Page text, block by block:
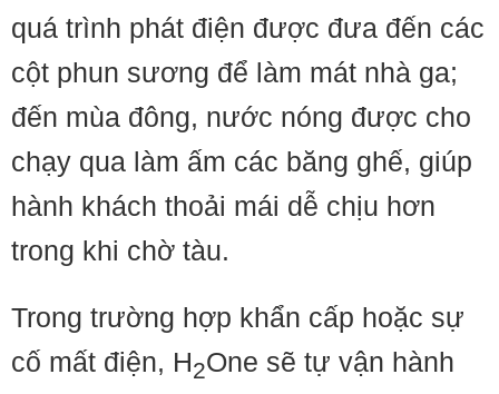
quá trình phát điện được đưa đến các
cột phun sương để làm mát nhà ga;
đến mùa đông, nước nóng được cho
chạy qua làm ấm các băng ghế, giúp
hành khách thoải mái dễ chịu hơn
trong khi chờ tàu.
Trong trường hợp khẩn cấp hoặc sự
cố mất điện, H2One sẽ tự vận hành